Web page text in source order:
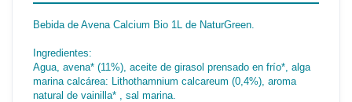
Bebida de Avena Calcium Bio 1L de NaturGreen.
Ingredientes:
Agua, avena* (11%), aceite de girasol prensado en frío*, alga
marina calcárea: Lithothamnium calcareum (0,4%), aroma
natural de vainilla* , sal marina.